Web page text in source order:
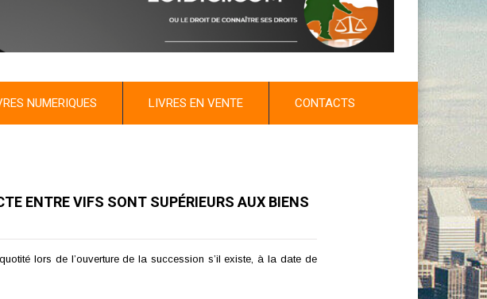
NUMERIQUES LIVRES EN VENTE CONTACTS
ENTRE VIFS SONT SUPÉRIEURS AUX BIENS
lors de l’ouverture de la succession s’il existe, à la date de